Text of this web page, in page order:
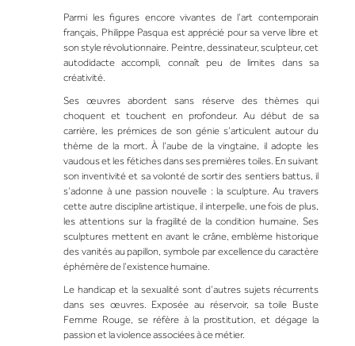
Parmi les figures encore vivantes de l’art contemporain
français, Philippe Pasqua est apprécié pour sa verve libre et
son style révolutionnaire. Peintre, dessinateur, sculpteur, cet
autodidacte accompli, connaît peu de limites dans sa
créativité.
Ses œuvres abordent sans réserve des thèmes qui
choquent et touchent en profondeur. Au début de sa
carrière, les prémices de son génie s’articulent autour du
thème de la mort. À l’aube de la vingtaine, il adopte les
vaudous et les fétiches dans ses premières toiles. En suivant
son inventivité et sa volonté de sortir des sentiers battus, il
s’adonne à une passion nouvelle : la sculpture. Au travers
cette autre discipline artistique, il interpelle, une fois de plus,
les attentions sur la fragilité de la condition humaine. Ses
sculptures mettent en avant le crâne, emblème historique
des vanités au papillon, symbole par excellence du caractère
éphémère de l’existence humaine.
Le handicap et la sexualité sont d’autres sujets récurrents
dans ses œuvres. Exposée au réservoir, sa toile Buste
Femme Rouge, se réfère à la prostitution, et dégage la
passion et la violence associées à ce métier.